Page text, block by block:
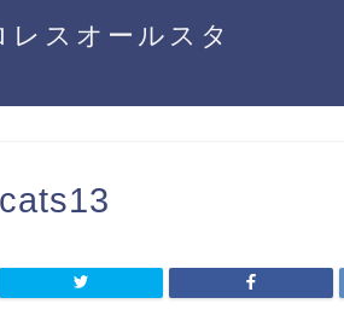
レスオールスタ
cats13